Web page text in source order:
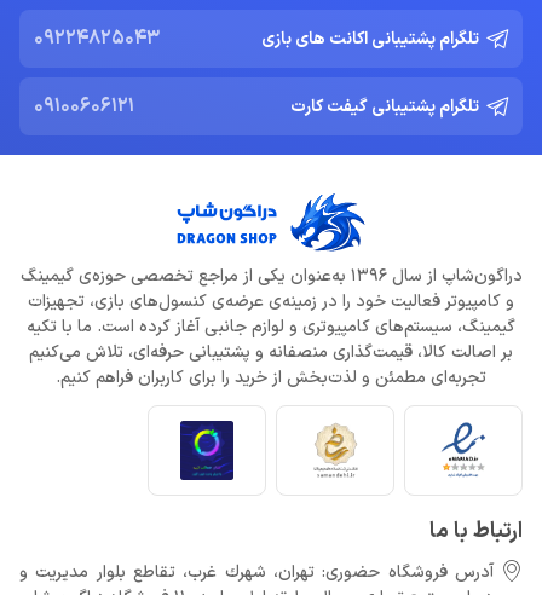
تلگرام پشتیبانی اکانت های بازی 09224825043
تلگرام پشتیبانی گیفت کارت 09100606121
دراگون‌شاپ از سال 1396 به‌عنوان یکی از مراجع تخصصی حوزه‌ی گیمینگ
و کامپیوتر فعالیت خود را در زمینه‌ی عرضه‌ی کنسول‌های بازی، تجهیزات
گیمینگ، سیستم‌های کامپیوتری و لوازم جانبی آغاز کرده است. ما با تکیه
بر اصالت کالا، قیمت‌گذاری منصفانه و پشتیبانی حرفه‌ای، تلاش می‌کنیم
تجربه‌ای مطمئن و لذت‌بخش از خرید را برای کاربران فراهم کنیم.
ارتباط با ما
آدرس فروشگاه حضوری: تهران، شهرك غرب، تقاطع بلوار مدیریت و